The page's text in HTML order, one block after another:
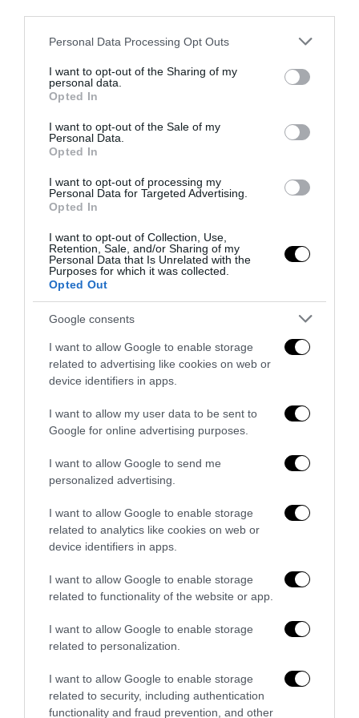
Please note that this website/app uses one or more Google
not limited to your visit or usage behaviour. You may click to
grant or deny consent to Google and its third-party tags to
use your data for below specified purposes in below Google
consent section.
Personal Data Processing Opt Outs
I want to opt-out of the Sharing of my
personal data.
Opted In
I want to opt-out of the Sale of my
Personal Data.
Opted In
I want to opt-out of processing my
Personal Data for Targeted Advertising.
Opted In
I want to opt-out of Collection, Use,
Retention, Sale, and/or Sharing of my
Personal Data that Is Unrelated with the
Purposes for which it was collected.
Opted Out
Google consents
I want to allow Google to enable storage
related to advertising like cookies on web or
device identifiers in apps.
I want to allow my user data to be sent to
Google for online advertising purposes.
I want to allow Google to send me
personalized advertising.
I want to allow Google to enable storage
related to analytics like cookies on web or
device identifiers in apps.
I want to allow Google to enable storage
related to functionality of the website or app.
I want to allow Google to enable storage
related to personalization.
I want to allow Google to enable storage
related to security, including authentication
functionality and fraud prevention, and other
«Spin Time non è CasaPound»: la santa occupazione
rossa che fa politica, vende e...
4 Agosto 2026
6 COMMENTS
GUIDO
Anche essere semplicemente contro è una forma di
partendo dalla foto. Se la maestra fosse stata la una signora
composta sulla sessantina probabilmente non starei
commentando nulla, invece bastano i capelli viola non solo
per giudicare la notizia ma addirittura per descrivere il
presente e il futuro di una generazione.
che tutto è sbagliato perchè non è in uno schema definito o
semplicemente nel tuo schema. In altri termini, questo
articolo volendo dare una visione diversa di una vicenda
insignificante come una parola, spara sentenze senza
“il diffondersi di queste bizzarrie pedagogiche va di pari
passo con l’avanzata del conformismo nelle nuove